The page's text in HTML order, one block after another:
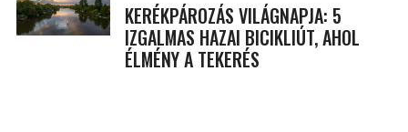
KERÉKPÁROZÁS VILÁGNAPJA: 5
IZGALMAS HAZAI BICIKLIÚT, AHOL
ÉLMÉNY A TEKERÉS